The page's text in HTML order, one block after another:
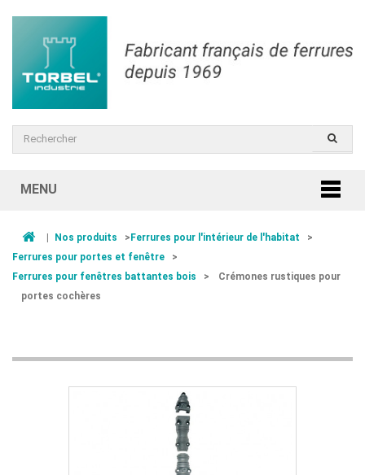
MENU
| Nos produits >Ferrures pour l'intérieur de l'habitat
>
Ferrures pour portes et fenêtre
>
Ferrures pour fenêtres battantes bois
>
Crémones rustiques pour
portes cochères